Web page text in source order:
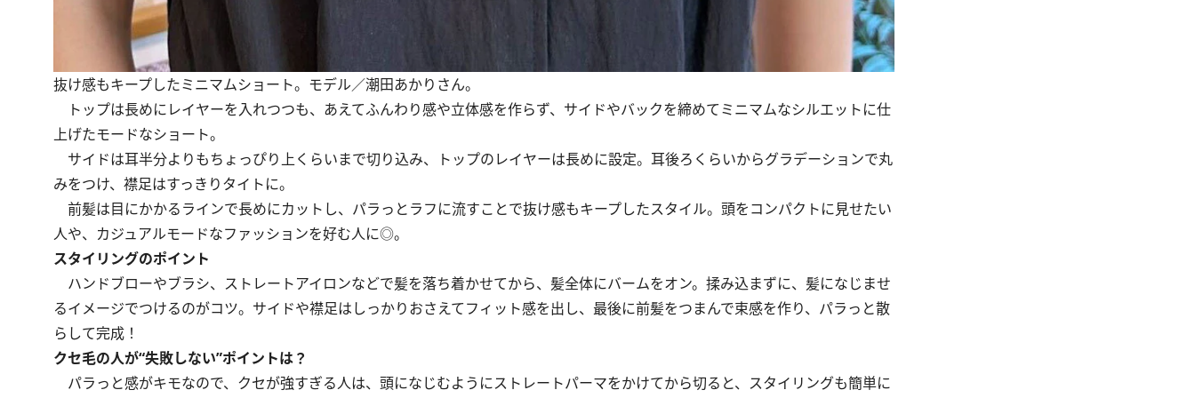
抜け感もキープしたミニマムショート。モデル／潮田あかりさん。
トップは長めにレイヤーを入れつつも、あえてふんわり感や立体感を作らず、サイドやバックを締めてミニマムなシルエットに仕
上げたモードなショート。
サイドは耳半分よりもちょっぴり上くらいまで切り込み、トップのレイヤーは長めに設定。耳後ろくらいからグラデーションで丸
みをつけ、襟足はすっきりタイトに。
前髪は目にかかるラインで長めにカットし、パラっとラフに流すことで抜け感もキープしたスタイル。頭をコンパクトに見せたい
人や、カジュアルモードなファッションを好む人に◎。
スタイリングのポイント
ハンドブローやブラシ、ストレートアイロンなどで髪を落ち着かせてから、髪全体にバームをオン。揉み込まずに、髪になじませ
るイメージでつけるのがコツ。サイドや襟足はしっかりおさえてフィット感を出し、最後に前髪をつまんで束感を作り、パラっと散
らして完成！
クセ毛の人が“失敗しない”ポイントは？
パラっと感がキモなので、クセが強すぎる人は、頭になじむようにストレートパーマをかけてから切ると、スタイリングも簡単に